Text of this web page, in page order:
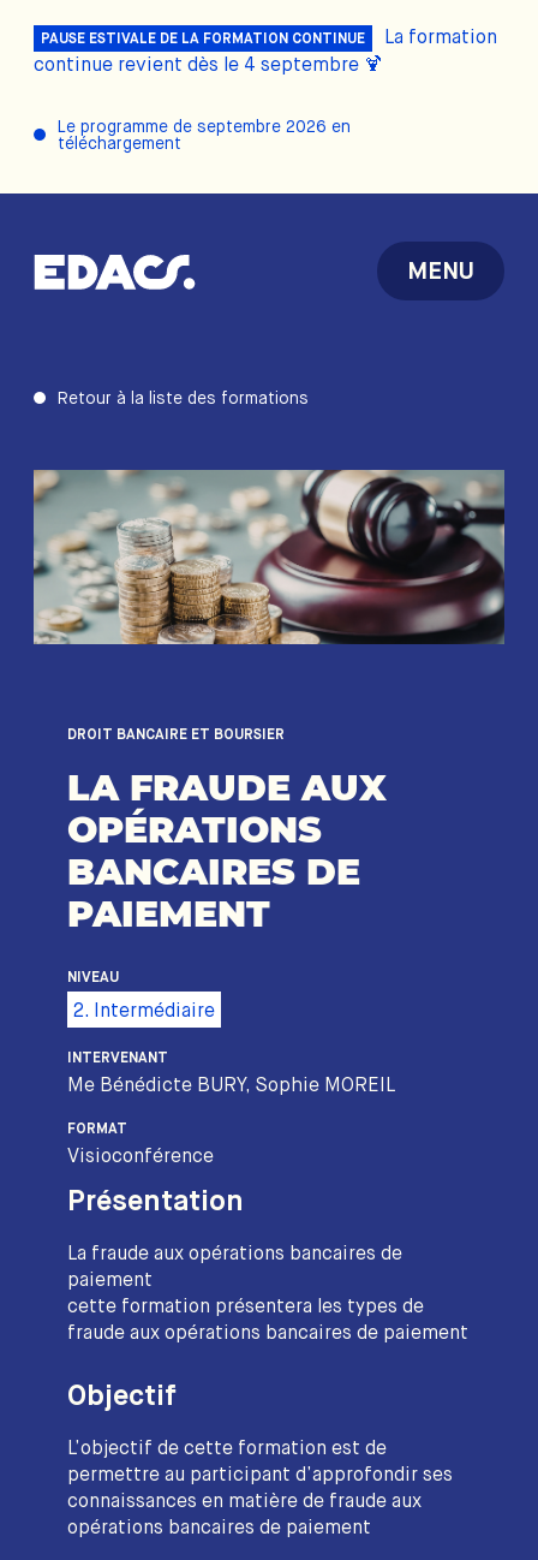
PAUSE ESTIVALE DE LA FORMATION CONTINUE
La formation
continue revient dès le 4 septembre 🍹
Le programme de septembre 2026 en
téléchargement
MENU
Retour à la liste des formations
DROIT BANCAIRE ET BOURSIER
LA FRAUDE AUX
OPÉRATIONS
BANCAIRES DE
PAIEMENT
NIVEAU
2. Intermédiaire
INTERVENANT
Me Bénédicte BURY, Sophie MOREIL
FORMAT
Visioconférence
Présentation
La fraude aux opérations bancaires de
paiement
cette formation présentera les types de
fraude aux opérations bancaires de paiement
Objectif
L’objectif de cette formation est de
permettre au participant d’approfondir ses
connaissances en matière de fraude aux
opérations bancaires de paiement